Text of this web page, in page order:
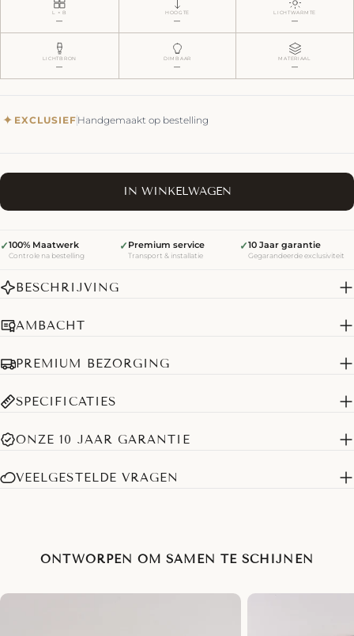
L × B
—
HOOGTE
—
LICHTWARMTE
—
LICHTBRON
—
DIMBAAR
—
MATERIAAL
—
✦ EXCLUSIEF Handgemaakt op bestelling
IN WINKELWAGEN
✓100% Maatwerk
Controle na bestelling
✓ Premium service
Transport & installatie
✓10 Jaar garantie
Gegarandeerde exclusiviteit
BESCHRIJVING
AMBACHT
PREMIUM BEZORGING
SPECIFICATIES
ONZE 10 JAAR GARANTIE
VEELGESTELDE VRAGEN
ONTWORPEN OM SAMEN TE SCHIJNEN